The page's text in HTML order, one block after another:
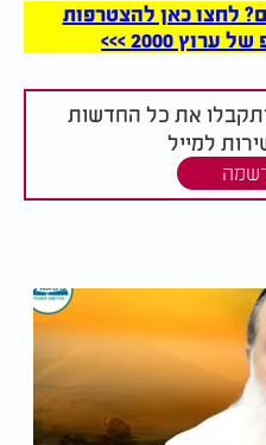
לחצו כאן להצטרפות
2000 >>>
ותקבלו את כל החדשות
למייל